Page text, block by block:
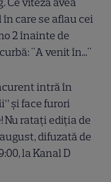
care se aflau cei
2 înainte de
"A venit în..."
intră în
și face furori
Nu ratați ediția de
difuzată de
la Kanal D